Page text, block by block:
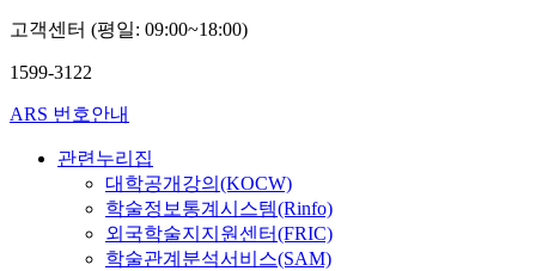
고객센터 (평일: 09:00~18:00)
1599-3122
ARS 번호안내
관련누리집
대학공개강의(KOCW)
학술정보통계시스템(Rinfo)
외국학술지지원센터(FRIC)
학술관계분석서비스(SAM)